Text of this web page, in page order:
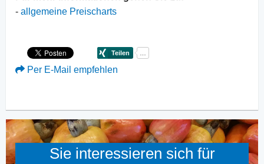
- allgemeine Preischarts
Per E-Mail empfehlen
Sie interessieren sich für